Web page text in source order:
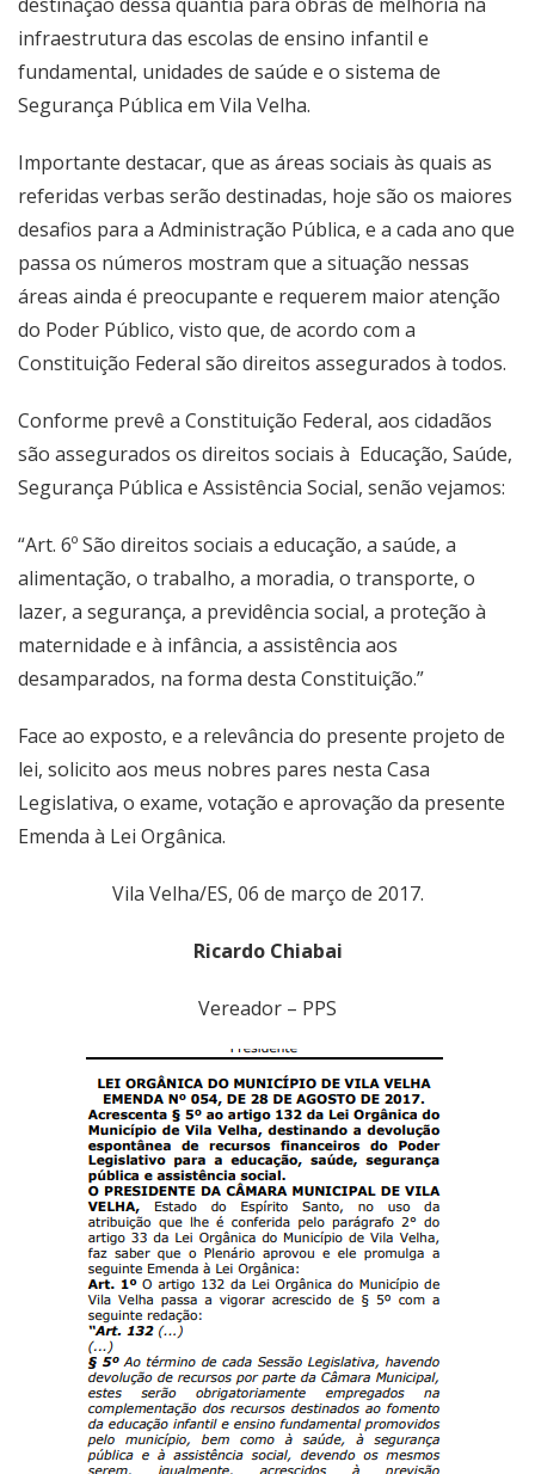
infraestrutura das escolas de ensino infantil e
fundamental, unidades de saúde e o sistema de
Segurança Pública em Vila Velha.
Importante destacar, que as áreas sociais às quais as
referidas verbas serão destinadas, hoje são os maiores
desafios para a Administração Pública, e a cada ano que
passa os números mostram que a situação nessas
áreas ainda é preocupante e requerem maior atenção
do Poder Público, visto que, de acordo com a
Constituição Federal são direitos assegurados à todos.
Conforme prevê a Constituição Federal, aos cidadãos
são assegurados os direitos sociais à Educação, Saúde,
Segurança Pública e Assistência Social, senão vejamos:
“Art. 6º São direitos sociais a educação, a saúde, a
alimentação, o trabalho, a moradia, o transporte, o
lazer, a segurança, a previdência social, a proteção à
maternidade e à infância, a assistência aos
desamparados, na forma desta Constituição.”
Face ao exposto, e a relevância do presente projeto de
lei, solicito aos meus nobres pares nesta Casa
Legislativa, o exame, votação e aprovação da presente
Emenda à Lei Orgânica.
Vila Velha/ES, 06 de março de 2017.
Ricardo Chiabai
Vereador – PPS